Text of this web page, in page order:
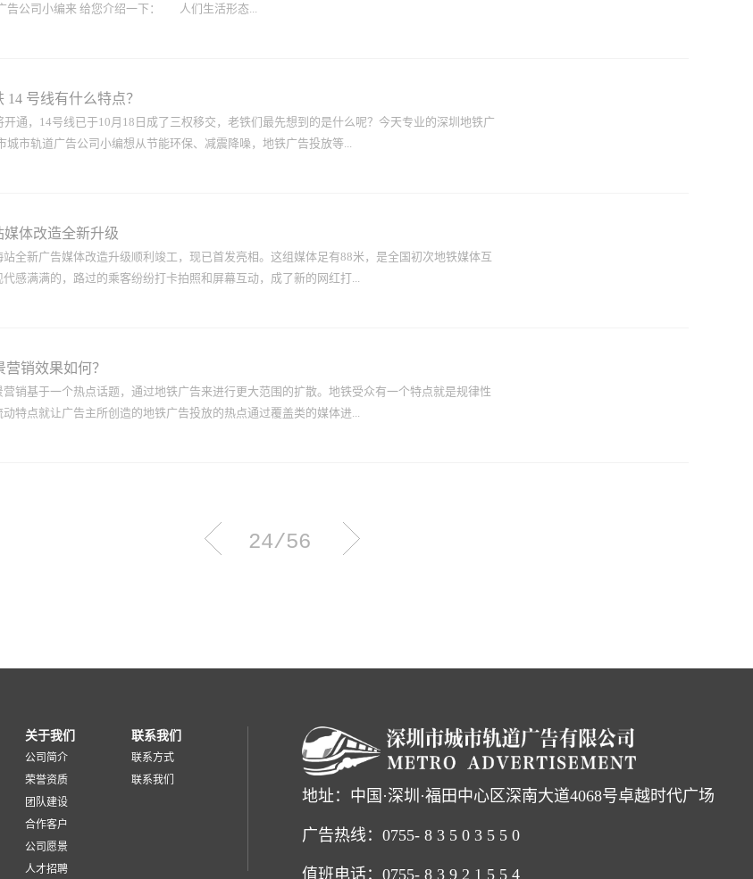
14条运营里程483公里运营时间为6:00-23:30 其中，工作日早、晚高峰期行车间隔为5分25
地铁14...
告公司小编来 给您介绍一下： 人们生活形态...
整合营销传播策略，将广告预算均衡的分布在各种媒体中。根据同源的数据显示，只要客户在
给户外媒体，如深圳地铁广告媒体，用于更大的、更科学及更正确的户外组全投放，产品信息就
中，户外媒体与电视媒体和网络媒体有着非常良好的互补性，成为最受广告主青睐的媒介组
圳地铁拉手广告，深圳地铁公益广告投放渠道，深圳地铁广告刊例价格，深圳地铁广告语音
这样...
号线有什么特点？
开通，14号线已于10月18日成了三权移交，老铁们最先想到的是什么呢？今天专业的深圳地铁广
城市轨道广告公司小编想从节能环保、减震降噪，地铁广告投放等...
全生命周期”的低碳环保，线路在建设过程中，应用了新工艺、技术，打造出一条绿色节能、低
广告14号线的施工过程应用了全国首台中心螺机式EPB/TBM双模盾构机，既能完成软土地层
又能满足长距离超硬岩地层掘进的多功能性需求，为线路施工稳步开展提供了坚实的技术支
线在文明施工上，也有新“法宝”通过在项目现场设立，盾构渣土资源化，利用智能化装备系
渣土处理能力直升至1400方，设备占地面积仅为470平方米。盾构渣土资源化...
体改造全新升级
全新广告媒体改造升级顺利竣工，现已首发亮相。这组媒体足有88米，是全国初次地铁媒体互
感满满的，路过的乘客纷纷打卡拍照和屏幕互动，成了新的网红打...
跳舞，好美啊。”、“屏幕里的鲸鱼游来游去，自己仿佛置身海洋馆。”“小伙子，能帮阿姨在这
照片吗？”、“太神奇了，你看这团五彩祥云一直跟随我在屏幕里游动，绝绝子。”、“这组媒体
拉满，整个通道瞬间高级起来，果然是有创意的深圳地铁广告。” 作为深圳地铁广告传媒数字
后海地铁站的广告媒体升级，不仅将设计与周围环境进行整体考量和规划，而且将技术与艺
营销效果如何？
销基于一个热点话题，通过地铁广告来进行更大范围的扩散。地铁受众有一个特点就是规律性
特点就让广告主所创造的地铁广告投放的热点通过覆盖类的媒体进...
市城市轨道广告公司的小编今天给您介绍一下这个典型的地铁广告场景营销的案例：这是一个不
书从「微信支付知识星光」公益计划近3年来捐赠的68余万本书中挑选而来它们曾被孩子们如饥似
24/56
关于我们
公司简介
荣誉资质
团队建设
合作客户
公司愿景
人才招聘
联系我们
联系方式
联系我们
地址：中国·深圳·福田中心区深南大道4068号卓越时代广场
广告热线： 0755- 8 3 5 0 3 5 5 0
值班电话：0755- 8 3 9 2 1 5 5 4